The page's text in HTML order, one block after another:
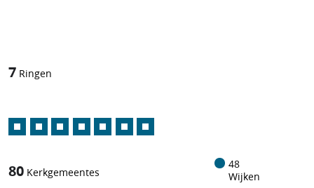
7 Ringen
80 Kerkgemeentes
48
Wijken